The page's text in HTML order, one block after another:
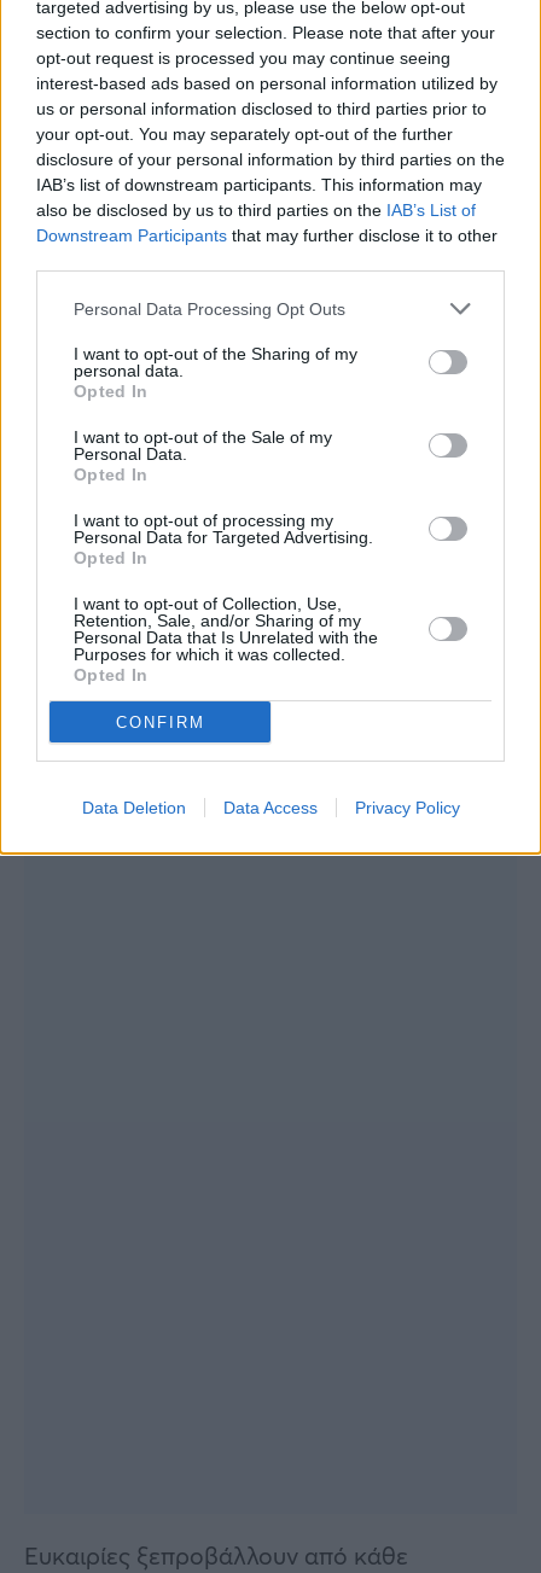
targeted advertising by us, please use the below opt-out
section to confirm your selection. Please note that after your
opt-out request is processed you may continue seeing
interest-based ads based on personal information utilized by
us or personal information disclosed to third parties prior to
your opt-out. You may separately opt-out of the further
disclosure of your personal information by third parties on the
IAB’s list of downstream participants. This information may
also be disclosed by us to third parties on the IAB’s List of
Downstream Participants that may further disclose it to other
Personal Data Processing Opt Outs
I want to opt-out of the Sharing of my
personal data.
Opted In
I want to opt-out of the Sale of my
Personal Data.
Opted In
I want to opt-out of processing my
Personal Data for Targeted Advertising.
Opted In
I want to opt-out of Collection, Use,
Retention, Sale, and/or Sharing of my
Personal Data that Is Unrelated with the
Purposes for which it was collected.
Opted In
CONFIRM
Data Deletion Data Access Privacy Policy
Ζυγός
Η αρμονία γίνεται οδηγός της επιτυχίας σας.
Ο μήνας φέρνει ισορροπία και σταθερότητα,
καθιστώντας τον ιδανικό για επενδύσεις,
συνεργασίες και σημαντικές αποφάσεις
ζωής. Ακολουθήστε το ένστικτό σας, η
εσωτερική σας πυξίδα θα σας δείξει τον
Τοξότης
Συνεντεύξεις 18/11/2025
Δήμητρα Δερζέκου: «Λέω τη δική μου
αλήθεια»
Συνεντεύξεις 18/11/2025
Τζεφ Μοντάνα: «Κανένας δεν μπορεί
να σου πει ποιος είσαι»
Ευκαιρίες ξεπροβάλλουν από κάθε